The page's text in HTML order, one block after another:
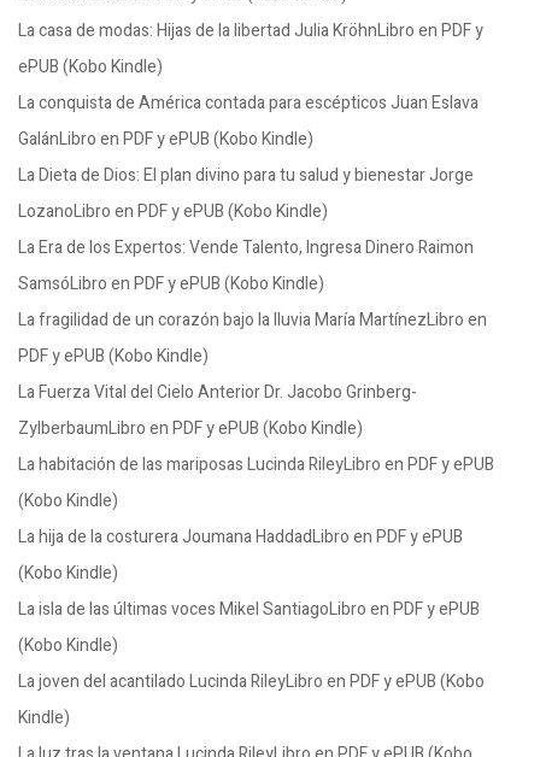
La casa de modas: Hijas de la libertad Julia KröhnLibro en PDF y
ePUB (Kobo Kindle)
La conquista de América contada para escépticos Juan Eslava
GalánLibro en PDF y ePUB (Kobo Kindle)
La Dieta de Dios: El plan divino para tu salud y bienestar Jorge
LozanoLibro en PDF y ePUB (Kobo Kindle)
La Era de los Expertos: Vende Talento, Ingresa Dinero Raimon
SamsóLibro en PDF y ePUB (Kobo Kindle)
La fragilidad de un corazón bajo la lluvia María MartínezLibro en
PDF y ePUB (Kobo Kindle)
La Fuerza Vital del Cielo Anterior Dr. Jacobo Grinberg-
ZylberbaumLibro en PDF y ePUB (Kobo Kindle)
La habitación de las mariposas Lucinda RileyLibro en PDF y ePUB
(Kobo Kindle)
La hija de la costurera Joumana HaddadLibro en PDF y ePUB
(Kobo Kindle)
La isla de las últimas voces Mikel SantiagoLibro en PDF y ePUB
(Kobo Kindle)
La joven del acantilado Lucinda RileyLibro en PDF y ePUB (Kobo
Kindle)